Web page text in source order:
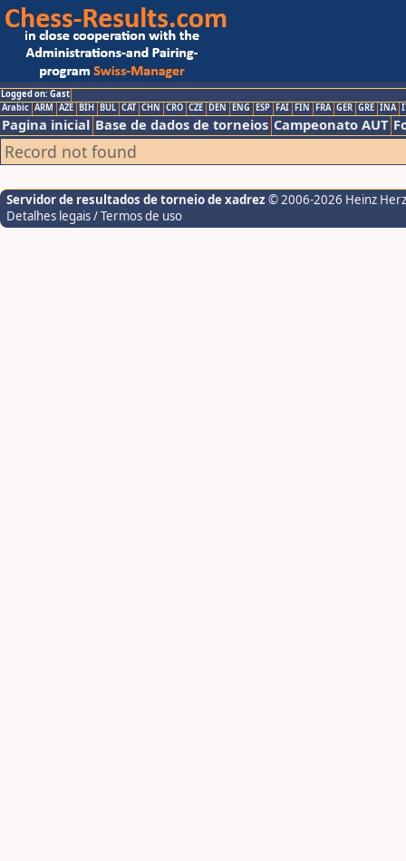
Logged on: Gast
Arabic ARM AZE BIH BUL CAT CHN CRO CZE DEN ENG ESP FAI FIN FRA GER GRE INA
Pagina inicial Base de dados de torneios Campeonato AUT
Record not found
Servidor de resultados de torneio de xadrez © 2006-2026 Heinz
Detalhes legais / Termos de uso